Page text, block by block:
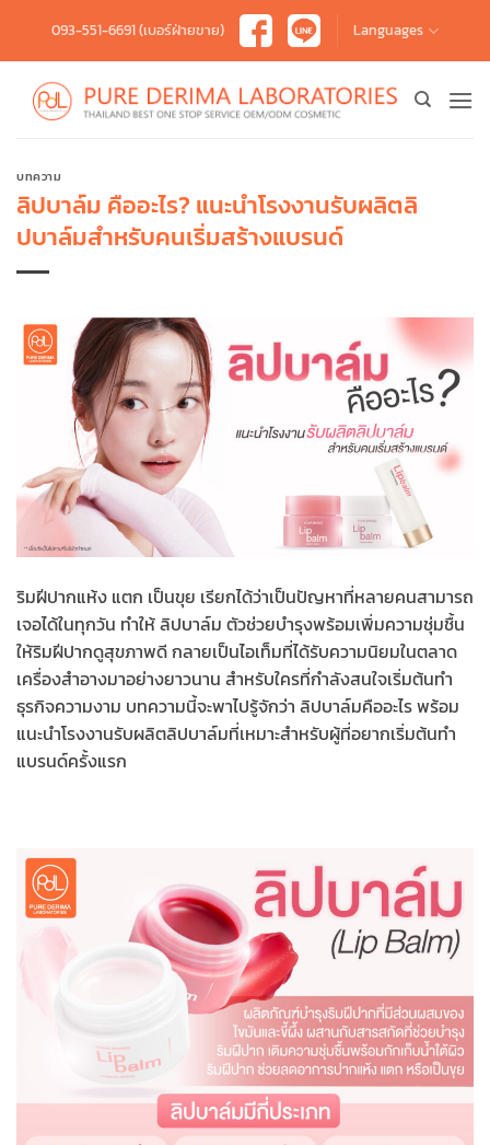
content
093-551-6691 (เบอร์ฝ่ายขาย) Languages
บทความ
ลิปบาล์ม คืออะไร? แนะนำโรงงานรับผลิตลิ
ปบาล์มสำหรับคนเริ่มสร้างแบรนด์
ริมฝีปากแห้ง แตก เป็นขุย เรียกได้ว่าเป็นปัญหาที่หลายคนสามารถ
เจอได้ในทุกวัน ทำให้ ลิปบาล์ม ตัวช่วยบำรุงพร้อมเพิ่มความชุ่มชื้น
ให้ริมฝีปากดูสุขภาพดี กลายเป็นไอเท็มที่ได้รับความนิยมในตลาด
เครื่องสำอางมาอย่างยาวนาน สำหรับใครที่กำลังสนใจเริ่มต้นทำ
ธุรกิจความงาม บทความนี้จะพาไปรู้จักว่า ลิปบาล์มคืออะไร พร้อม
แนะนำโรงงานรับผลิตลิปบาล์มที่เหมาะสำหรับผู้ที่อยากเริ่มต้นทำ
แบรนด์ครั้งแรก